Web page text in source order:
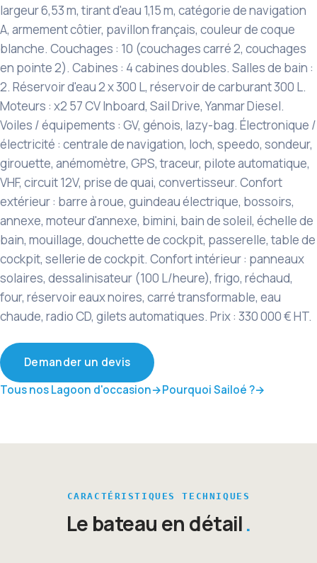
largeur 6,53 m, tirant d'eau 1,15 m, catégorie de navigation
A, armement côtier, pavillon français, couleur de coque
blanche. Couchages : 10 (couchages carré 2, couchages
en pointe 2). Cabines : 4 cabines doubles. Salles de bain :
2. Réservoir d'eau 2 x 300 L, réservoir de carburant 300 L.
Moteurs : x2 57 CV Inboard, Sail Drive, Yanmar Diesel.
Voiles / équipements : GV, génois, lazy-bag. Électronique /
électricité : centrale de navigation, loch, speedo, sondeur,
girouette, anémomètre, GPS, traceur, pilote automatique,
VHF, circuit 12V, prise de quai, convertisseur. Confort
extérieur : barre à roue, guindeau électrique, bossoirs,
annexe, moteur d'annexe, bimini, bain de soleil, échelle de
bain, mouillage, douchette de cockpit, passerelle, table de
cockpit, sellerie de cockpit. Confort intérieur : panneaux
solaires, dessalinisateur (100 L/heure), frigo, réchaud,
four, réservoir eaux noires, carré transformable, eau
chaude, radio CD, gilets automatiques. Prix : 330 000 € HT.
Demander un devis
Tous nos Lagoon d'occasion
Pourquoi Sailoé ?
CARACTÉRISTIQUES TECHNIQUES
Le bateau en détail